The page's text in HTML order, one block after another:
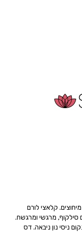
קלאצי לורם
סילקוף, מרגשי ומרגשח.
ניסי נון ניבאה. דס